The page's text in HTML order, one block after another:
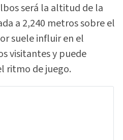
será la altitud de la
a 2,240 metros sobre el
suele influir en el
visitantes y puede
ritmo de juego.